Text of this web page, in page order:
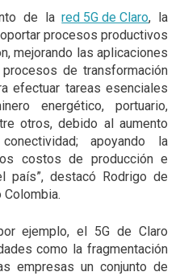
de lared 5G de Claro, la
procesos productivos
mejorando las aplicaciones
de transformación
efectuar tareas esenciales
energético, portuario,
otros, debido al aumento
apoyando la
costos de producción e
país”, destacó Rodrigo de
Colombia.
ejemplo, el 5G de Claro
como la fragmentación
empresas un conjunto de